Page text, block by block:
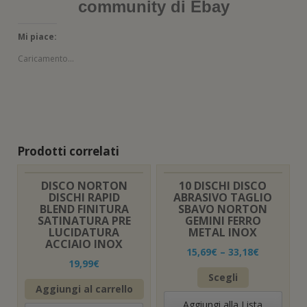
community di Ebay
Mi piace:
Caricamento...
Prodotti correlati
DISCO NORTON
DISCHI RAPID
BLEND FINITURA
SATINATURA PRE
LUCIDATURA
ACCIAIO INOX
19,99€
Aggiungi al carrello
10 DISCHI DISCO
ABRASIVO TAGLIO
SBAVO NORTON
GEMINI FERRO
METAL INOX
15,69€ –33,18€
Scegli